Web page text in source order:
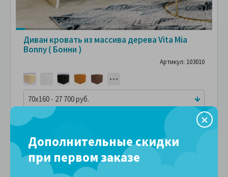
Диван кровать из массива дерева Vita Mia
Bonny ( Бонни )
Артикул: 103010
70x160 - 27 700 руб.
Сравнить В избранное
27,700 руб.
В рассрочку без переплаты
за3,077 руб. в месяц
ПОДРОБНЕЕ
Дополнительные скидки
при первом заказе